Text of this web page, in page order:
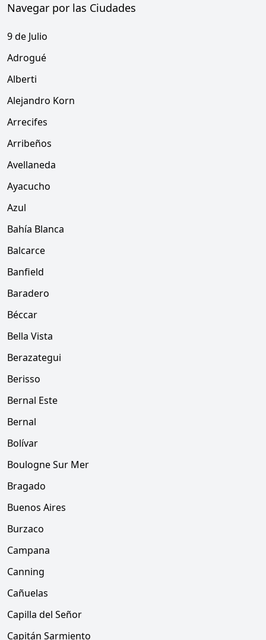
Navegar por las Ciudades
9 de Julio
Adrogué
Alberti
Alejandro Korn
Arrecifes
Arribeños
Avellaneda
Ayacucho
Azul
Bahía Blanca
Balcarce
Banfield
Baradero
Béccar
Bella Vista
Berazategui
Berisso
Bernal Este
Bernal
Bolívar
Boulogne Sur Mer
Bragado
Buenos Aires
Burzaco
Campana
Canning
Cañuelas
Capilla del Señor
Capitán Sarmiento